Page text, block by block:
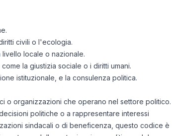
civili o l'ecologia.
locale o nazionale.
la giustizia sociale o i diritti umani.
istituzionale, e la consulenza politica.
o organizzazioni che operano nel settore politico.
politiche o a rappresentare interessi
sindacali o di beneficenza, questo codice è